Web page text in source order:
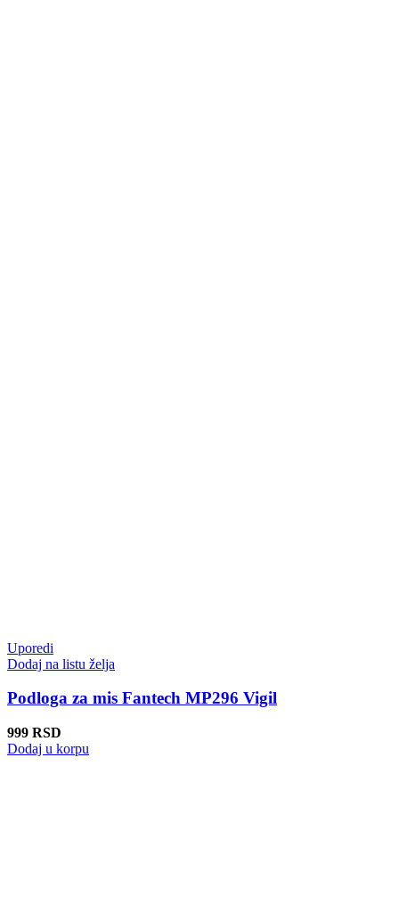
Uporedi
Dodaj na listu želja
Podloga za mis Fantech MP296 Vigil
999 RSD
Dodaj u korpu